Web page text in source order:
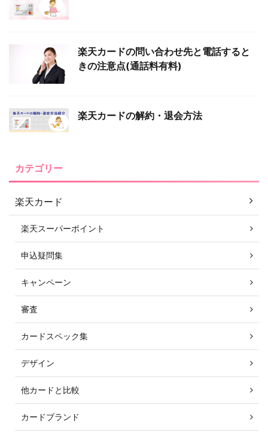
楽天カードの問い合わせ先と電話すると
きの注意点(通話料有料)
楽天カードの解約・退会方法
カテゴリー
楽天カード
楽天スーパーポイント
申込疑問集
キャンペーン
審査
カードスペック集
デザイン
他カードと比較
カードブランド